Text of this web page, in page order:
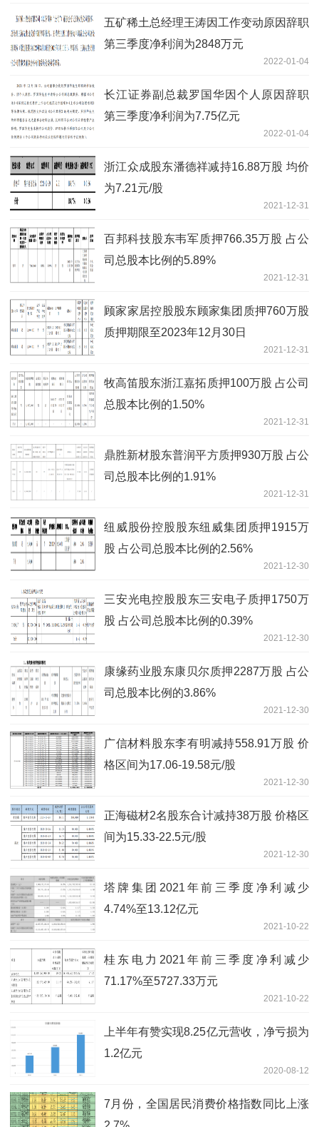
五矿稀土总经理王涛因工作变动原因辞职
第三季度净利润为2848万元
2022-01-04
长江证券副总裁罗国华因个人原因辞职
第三季度净利润为7.75亿元
2022-01-04
浙江众成股东潘德祥减持16.88万股 均价
为7.21元/股
2021-12-31
百邦科技股东韦军质押766.35万股 占公
司总股本比例的5.89%
2021-12-31
顾家家居控股股东顾家集团质押760万股
质押期限至2023年12月30日
2021-12-31
牧高笛股东浙江嘉拓质押100万股 占公司
总股本比例的1.50%
2021-12-31
鼎胜新材股东普润平方质押930万股 占公
司总股本比例的1.91%
2021-12-31
纽威股份控股股东纽威集团质押1915万
股 占公司总股本比例的2.56%
2021-12-30
三安光电控股股东三安电子质押1750万
股 占公司总股本比例的0.39%
2021-12-30
康缘药业股东康贝尔质押2287万股 占公
司总股本比例的3.86%
2021-12-30
广信材料股东李有明减持558.91万股 价
格区间为17.06-19.58元/股
2021-12-30
正海磁材2名股东合计减持38万股 价格区
间为15.33-22.5元/股
2021-12-30
塔牌集团2021年前三季度净利减少
4.74%至13.12亿元
2021-10-22
桂东电力2021年前三季度净利减少
71.17%至5727.33万元
2021-10-22
上半年有赞实现8.25亿元营收，净亏损为
1.2亿元
2020-08-12
7月份，全国居民消费价格指数同比上涨